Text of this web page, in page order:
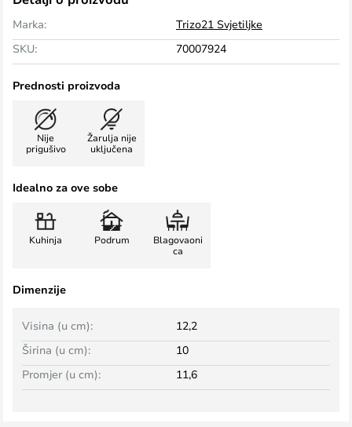
Marka:
Trizo21 Svjetiljke
SKU:
70007924
Prednosti proizvoda
Nije
prigušivo
Žarulja nije
uključena
Idealno za ove sobe
Kuhinja Podrum
Blagovaoni
ca
Dimenzije
Širina (u cm): 10
Visina (u cm): 12,2
Promjer (u cm): 11,6